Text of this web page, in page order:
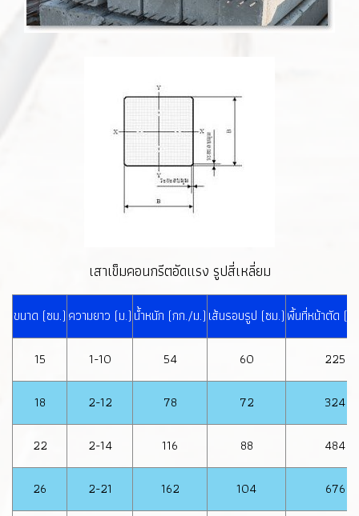
เสาเข็มคอนกรีตอัดแรง รูปสี่เหลี่ยม
ขนาด (ซม.) ความยาว (ม.) น้ำหนัก (กก./ม.) เส้นรอบรูป (ซม.) พื้นที่หน้าตัด (ต
15 1-10 54 60 225
18 2-12 78 72 324
22 2-14 116 88 484
26 2-21 162 104 676